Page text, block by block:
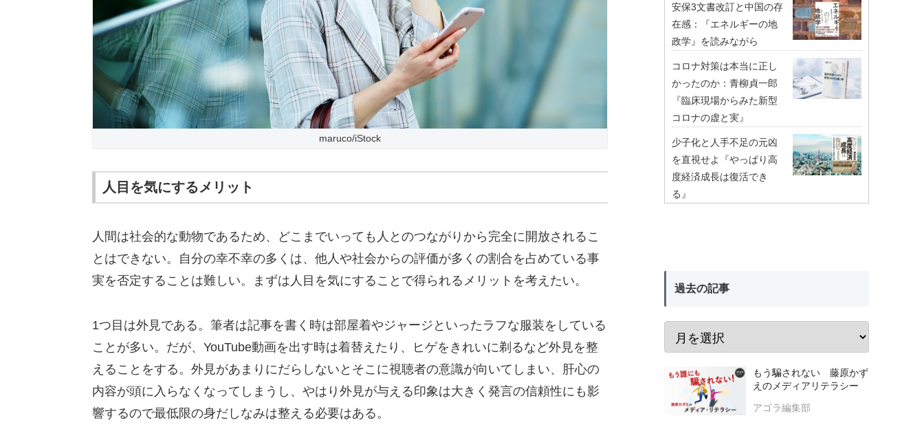
maruco/iStock
人目を気にするメリット
人間は社会的な動物であるため、どこまでいっても人とのつながりから完全に開放されるこ
とはできない。自分の幸不幸の多くは、他人や社会からの評価が多くの割合を占めている事
実を否定することは難しい。まずは人目を気にすることで得られるメリットを考えたい。
1つ目は外見である。筆者は記事を書く時は部屋着やジャージといったラフな服装をしている
ことが多い。だが、YouTube動画を出す時は着替えたり、ヒゲをきれいに剃るなど外見を整
えることをする。外見があまりにだらしないとそこに視聴者の意識が向いてしまい、肝心の
内容が頭に入らなくなってしまうし、やはり外見が与える印象は大きく発言の信頼性にも影
響するので最低限の身だしなみは整える必要はある。
安保3文書改訂と中国の存
在感：『エネルギーの地
政学』を読みながら
コロナ対策は本当に正し
かったのか：青柳貞一郎
『臨床現場からみた新型
コロナの虚と実』
少子化と人手不足の元凶
を直視せよ『やっぱり高
度経済成長は復活でき
る』
過去の記事
もう騙されない 藤原かず
えのメディアリテラシー
アゴラ編集部